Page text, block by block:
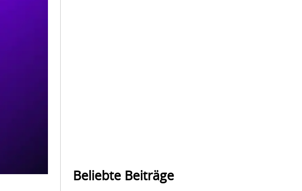
Beliebte Beiträge